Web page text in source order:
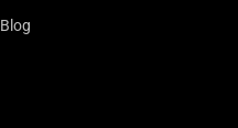
Blog